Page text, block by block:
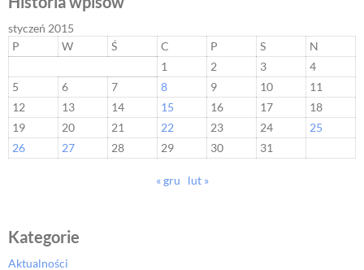
styczeń 2015
P
W Ś C P S
N
1
2 3
4
5
6 7 8 9 10
11
12
13 14 15 16 17
18
19
20 21 22 23 24
25
26
27 28 29 30 31
« gru lut »
Kategorie
Aktualności